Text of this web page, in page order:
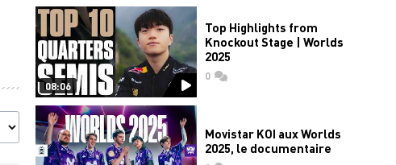
08:06
Top Highlights from
Knockout Stage | Worlds
2025
0commentaires
Movistar KOI aux Worlds
2025, le documentaire